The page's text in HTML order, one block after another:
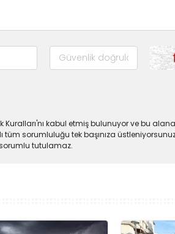
kabul etmiş bulunuyor ve bu alana
sorumluluğu tek başınıza
tutulamaz.